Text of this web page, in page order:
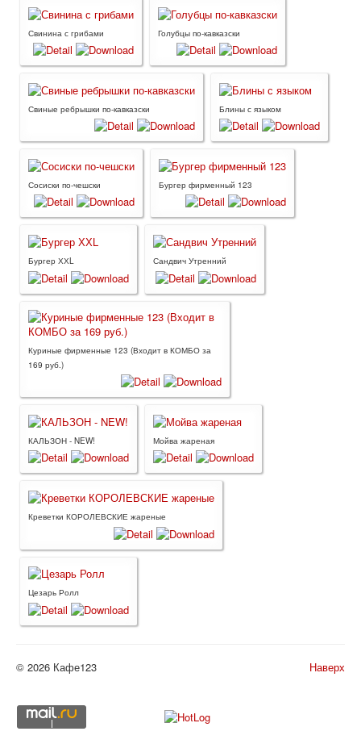
Свинина с грибами Голубцы по-кавказски
Свиные ребрышки по-кавказски Блины с языком
Сосиски по-чешски Бургер фирменный 123
Бургер ХХL Сандвич Утренний
Куриные фирменные 123 (Входит в КОМБО за
169 руб.)
КАЛЬЗОН - NEW! Мойва жареная
Креветки КОРОЛЕВСКИЕ жареные
Цезарь Ролл
Наверх
© 2026 Кафе123